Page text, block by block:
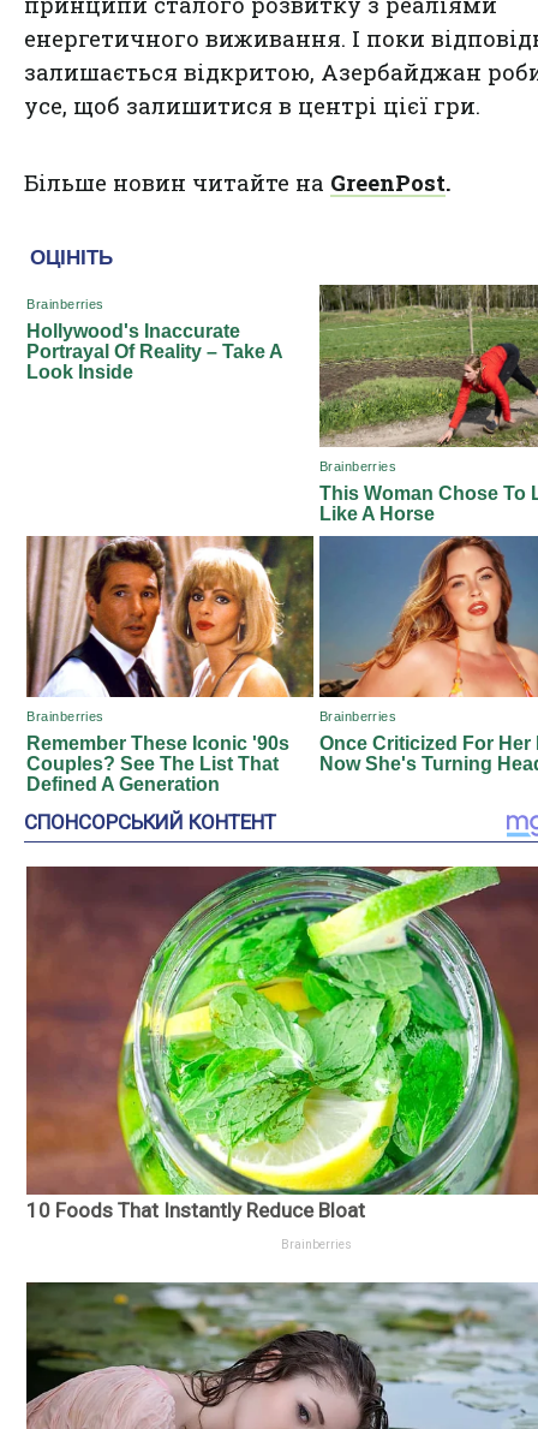
енергетичного виживання. І поки
залишається відкритою, Азербайджан
усе, щоб залишитися в центрі цієї гри.
Більше новин читайте на GreenPost.